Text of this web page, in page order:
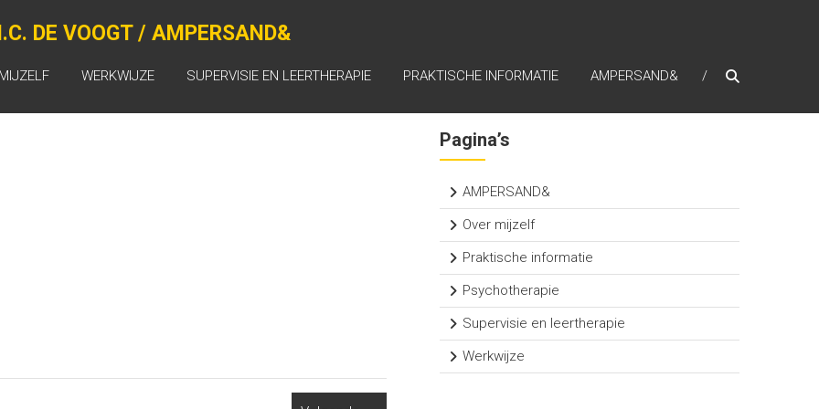
DE VOOGT / AMPERSAND&
WERKWIJZE SUPERVISIE EN LEERTHERAPIE PRAKTISCHE INFORMATIE AMPERSAND&
Pagina’s
AMPERSAND&
Over mijzelf
Praktische informatie
Psychotherapie
Supervisie en leertherapie
Werkwijze